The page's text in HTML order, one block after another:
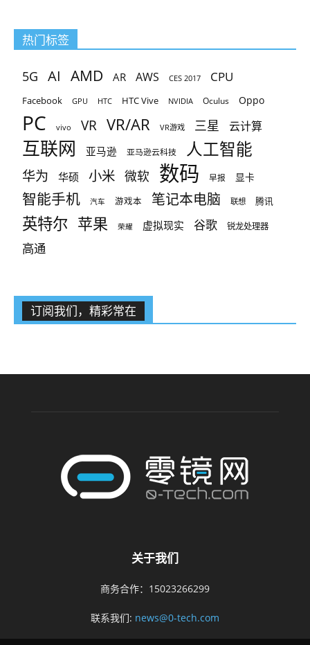
热门标签
5G AI AMD AR AWS CES 2017 CPU
Facebook GPU HTC HTC Vive NVIDIA Oculus Oppo
PC vivo VR VR/AR VR游戏 三星 云计算
互联网 亚马逊 亚马逊云科技 人工智能
华为 华硕 小米 微软 数码 早报 显卡
智能手机 汽车 游戏本 笔记本电脑 联想 腾讯
英特尔 苹果 荣耀 虚拟现实 谷歌 锐龙处理器
高通
订阅我们，精彩常在
关于我们
商务合作：15023266299
联系我们: news@0-tech.com